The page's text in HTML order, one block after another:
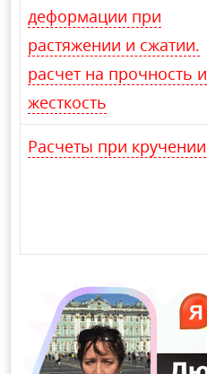
деформации при
растяжении и сжатии.
расчет на прочность и
жесткость
Расчеты при кручении